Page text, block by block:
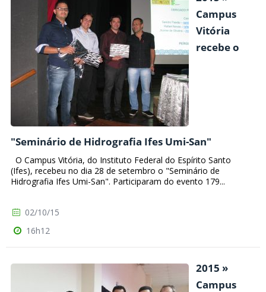
Campus
Vitória
recebe o
"Seminário de Hidrografia Ifes Umi-San"
O Campus Vitória, do Instituto Federal do Espírito Santo
(Ifes), recebeu no dia 28 de setembro o "Seminário de
Hidrografia Ifes Umi-San". Participaram do evento 179...
02/10/15
16h12
2015 »
Campus